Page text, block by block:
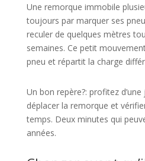
Une remorque immobile
toujours par marquer ses
reculer de quelques mètres
semaines. Ce petit
pneu et répartit la charge
Un bon repère?: profitez
déplacer la remorque et
temps. Deux minutes qui
années.